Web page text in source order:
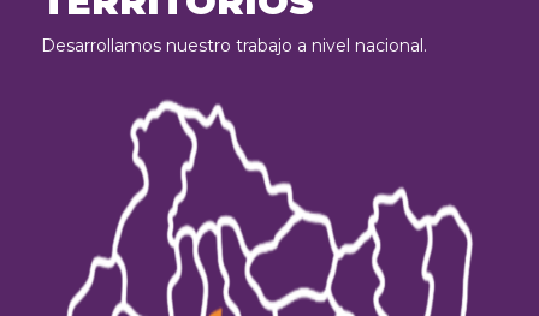
Desarrollamos nuestro trabajo a nivel nacional.